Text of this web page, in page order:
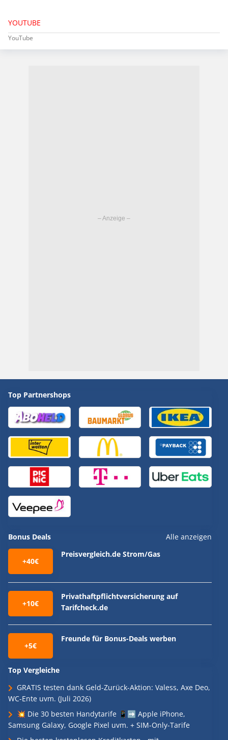
YOUTUBE
YouTube
Top Partnershops
Bonus Deals Alle anzeigen
+40€
Preisvergleich.de Strom/Gas
+10€
Privathaftpflichtversicherung auf
Tarifcheck.de
+5€
Freunde für Bonus-Deals werben
Top Vergleiche
GRATIS testen dank Geld-Zurück-Aktion: Valess, Axe Deo,
WC-Ente uvm. (Juli 2026)
💥 Die 30 besten Handytarife 📱➡️ Apple iPhone,
Samsung Galaxy, Google Pixel uvm. + SIM-Only-Tarife